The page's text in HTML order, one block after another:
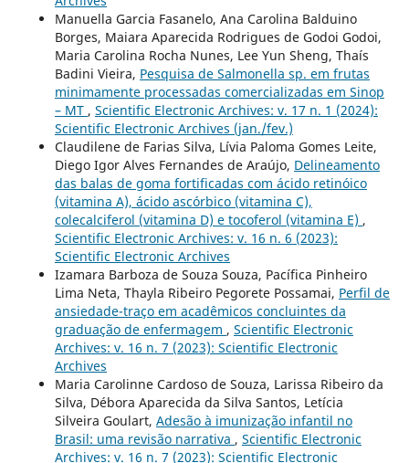
Manuella Garcia Fasanelo, Ana Carolina Balduino
Borges, Maiara Aparecida Rodrigues de Godoi Godoi,
Maria Carolina Rocha Nunes, Lee Yun Sheng, Thaís
Badini Vieira, Pesquisa de Salmonella sp. em frutas
minimamente processadas comercializadas em Sinop
– MT , Scientific Electronic Archives: v. 17 n. 1 (2024):
Scientific Electronic Archives (jan./fev.)
Claudilene de Farias Silva, Lívia Paloma Gomes Leite,
Diego Igor Alves Fernandes de Araújo, Delineamento
das balas de goma fortificadas com ácido retinóico
(vitamina A), ácido ascórbico (vitamina C),
colecalciferol (vitamina D) e tocoferol (vitamina E) ,
Scientific Electronic Archives: v. 16 n. 6 (2023):
Scientific Electronic Archives
Izamara Barboza de Souza Souza, Pacífica Pinheiro
Lima Neta, Thayla Ribeiro Pegorete Possamai, Perfil de
ansiedade-traço em acadêmicos concluintes da
graduação de enfermagem , Scientific Electronic
Archives: v. 16 n. 7 (2023): Scientific Electronic
Archives
Maria Carolinne Cardoso de Souza, Larissa Ribeiro da
Silva, Débora Aparecida da Silva Santos, Letícia
Silveira Goulart, Adesão à imunização infantil no
Brasil: uma revisão narrativa , Scientific Electronic
Archives: v. 16 n. 7 (2023): Scientific Electronic